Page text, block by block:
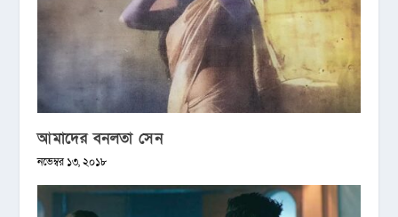
আমাদের বনলতা সেন
নভেম্বর ১৩, ২০১৮